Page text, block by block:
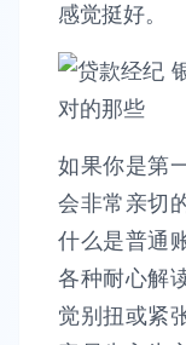
感觉挺好。
如果你是第
会非常亲切
什么是普通
各种耐心解
觉别扭或紧